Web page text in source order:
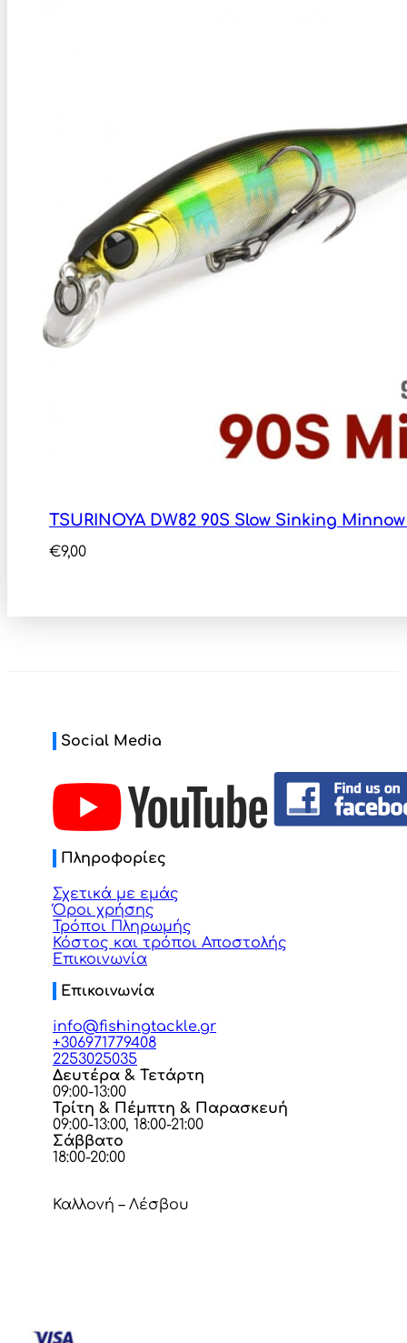
TSURINOYA DW82 90S Slow Sinking
€9,00
Social Media
Πληροφορίες
Σχετικά με εμάς
Όροι χρήσης
Τρόποι Πληρωμής
Κόστος και τρόποι Αποστολής
Επικοινωνία
Επικοινωνία
info@fishingtackle.gr
+306971779408
2253025035
Δευτέρα & Τετάρτη
09:00-13:00
Τρίτη & Πέμπτη & Παρασκευή
09:00-13:00, 18:00-21:00
Σάββατο
18:00-20:00
Καλλονή – Λέσβου